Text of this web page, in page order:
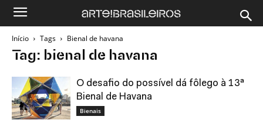
Início Tags Bienal de havana
Tag: bienal de havana
O desafio do possível dá fôlego à 13ª
Bienal de Havana
Bienais